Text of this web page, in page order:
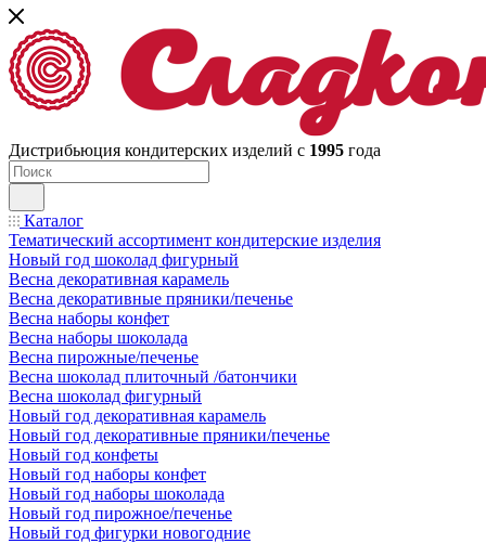
Дистрибьюция кондитерских изделий с 1995 года
Каталог
Тематический ассортимент кондитерские изделия
Новый год шоколад фигурный
Весна декоративная карамель
Весна декоративные пряники/печенье
Весна наборы конфет
Весна наборы шоколада
Весна пирожные/печенье
Весна шоколад плиточный /батончики
Весна шоколад фигурный
Новый год декоративная карамель
Новый год декоративные пряники/печенье
Новый год конфеты
Новый год наборы конфет
Новый год наборы шоколада
Новый год пирожное/печенье
Новый год фигурки новогодние